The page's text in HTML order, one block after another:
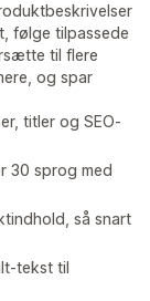
følge tilpassede
til flere
og spar
titler og SEO-
30 sprog med
så snart
tekst til